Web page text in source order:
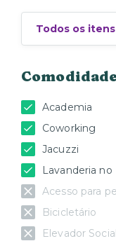
Todos os itens
Academia
Coworking
Jacuzzi
Lavanderia no
Acesso para
Bicicletário
Elevador Social